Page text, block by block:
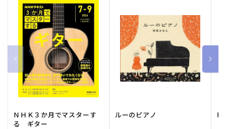
ＮＨＫ３か月でマスターす
る ギター
ルーのピアノ ピ